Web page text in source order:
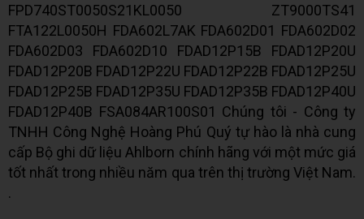
FPD740ST0050S21KL0050 ZT9000TS41
FTA122L0050H FDA602L7AK FDA602D01 FDA602D02
FDA602D03 FDA602D10 FDAD12P15B FDAD12P20U
FDAD12P20B FDAD12P22U FDAD12P22B FDAD12P25U
FDAD12P25B FDAD12P35U FDAD12P35B FDAD12P40U
FDAD12P40B FSA084AR100S01 Chúng tôi - Công ty
TNHH Công Nghệ Hoàng Phú Quý tự hào là nhà cung
cấp Bộ ghi dữ liệu Ahlborn chính hãng với một mức giá
tốt nhất trong nhiều năm qua trên thị trường Việt Nam.
.